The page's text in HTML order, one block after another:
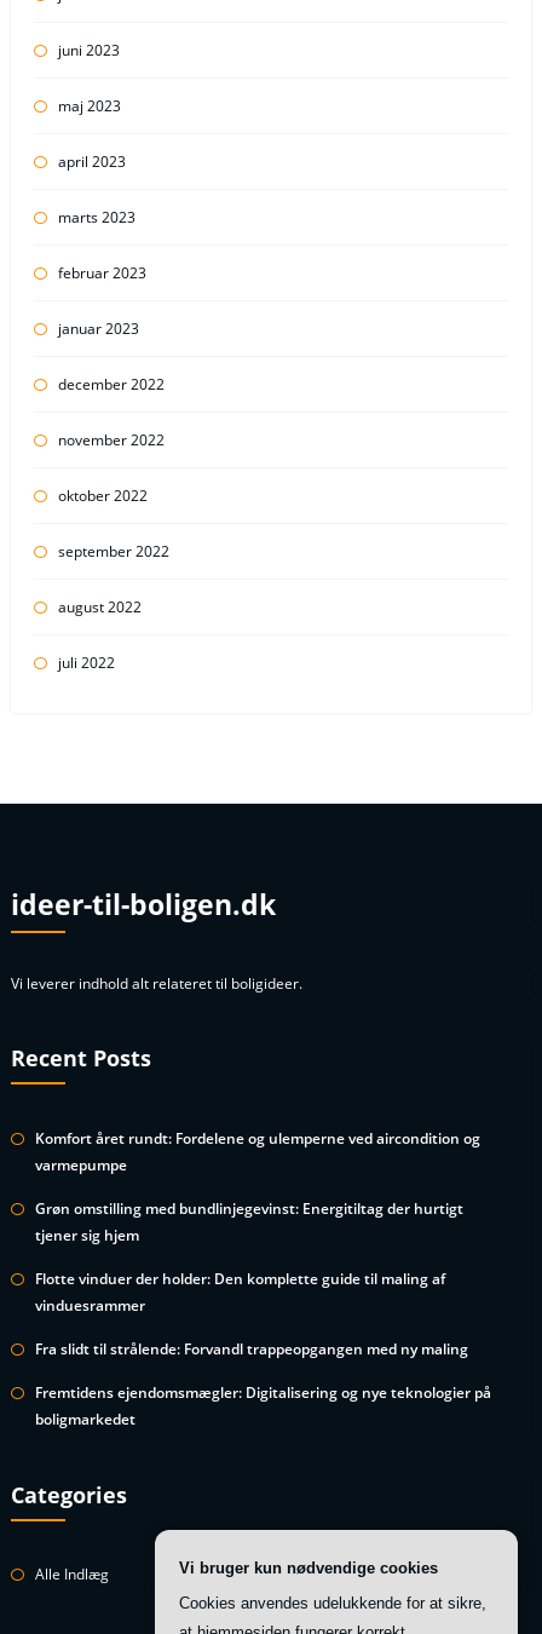
juni 2023
maj 2023
april 2023
marts 2023
februar 2023
januar 2023
december 2022
november 2022
oktober 2022
september 2022
august 2022
juli 2022
ideer-til-boligen.dk
Vi leverer indhold alt relateret til boligideer.
Recent Posts
Komfort året rundt: Fordelene og ulemperne ved aircondition og
varmepumpe
Grøn omstilling med bundlinjegevinst: Energitiltag der hurtigt
tjener sig hjem
Flotte vinduer der holder: Den komplette guide til maling af
vinduesrammer
Fra slidt til strålende: Forvandl trappeopgangen med ny maling
Fremtidens ejendomsmægler: Digitalisering og nye teknologier på
boligmarkedet
Categories
Alle Indlæg
Vi bruger kun nødvendige cookies
Cookies anvendes udelukkende for at sikre,